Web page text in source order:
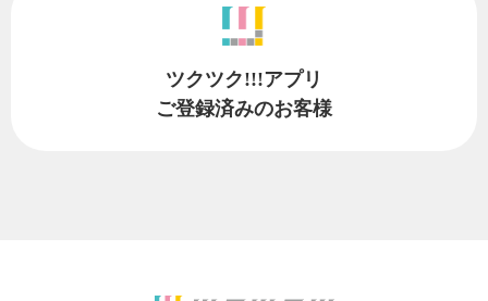
ツクツク!!!アプリ
ご登録済みのお客様